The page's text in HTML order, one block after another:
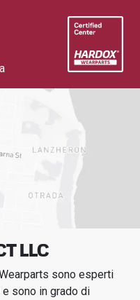
LLC
sono esperti
sono in grado di